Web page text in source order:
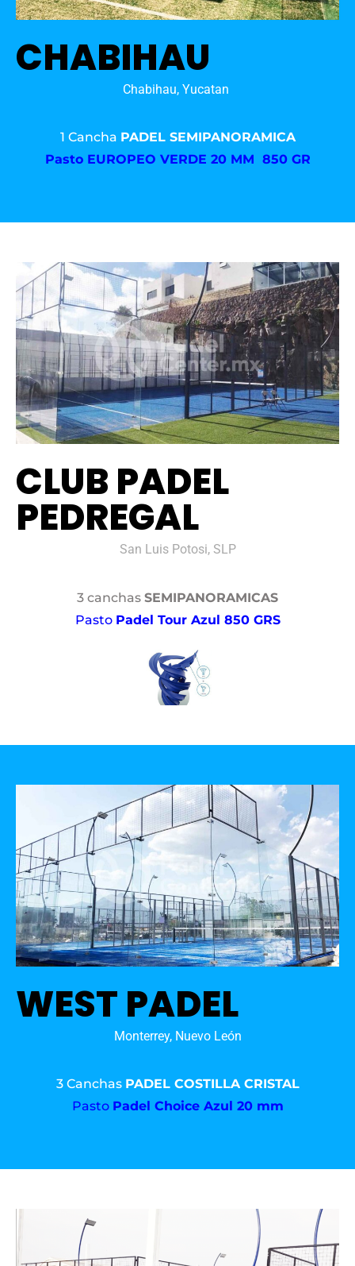
CHABIHAU
Chabihau, Yucatan
1 Cancha PADEL SEMIPANORAMICA
Pasto EUROPEO VERDE 20 MM 850 GR
CLUB PADEL
PEDREGAL
San Luis Potosi, SLP
3 canchas SEMIPANORAMICAS
Pasto Padel Tour Azul 850 GRS
WEST PADEL
Monterrey, Nuevo León
3 Canchas PADEL COSTILLA CRISTAL
Pasto Padel Choice Azul 20 mm